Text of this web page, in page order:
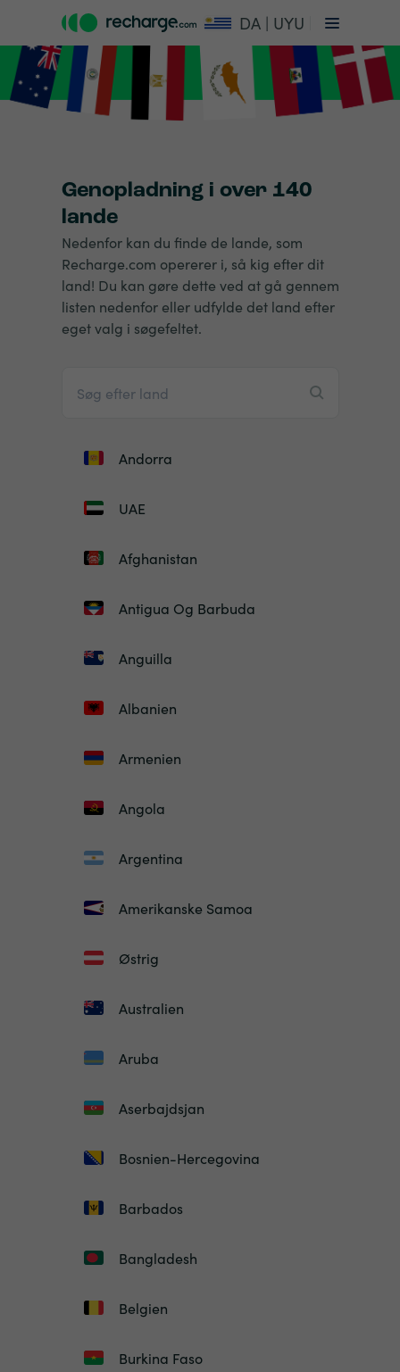
DA | UYU
Genopladning i over 140
lande
Nedenfor kan du finde de lande, som
Recharge.com opererer i, så kig efter dit
land! Du kan gøre dette ved at gå gennem
listen nedenfor eller udfylde det land efter
eget valg i søgefeltet.
Andorra
UAE
Afghanistan
Antigua Og Barbuda
Anguilla
Albanien
Armenien
Angola
Argentina
Amerikanske Samoa
Østrig
Australien
Aruba
Aserbajdsjan
Bosnien-Hercegovina
Barbados
Bangladesh
Belgien
Burkina Faso